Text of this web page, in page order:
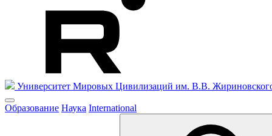
Университет Мировых Цивилизаций им. В.В.
Образование Наука International